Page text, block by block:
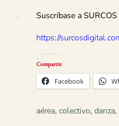
Suscríbase a
https://
Compartir:
Facebook
aérea, colectivo, danza,